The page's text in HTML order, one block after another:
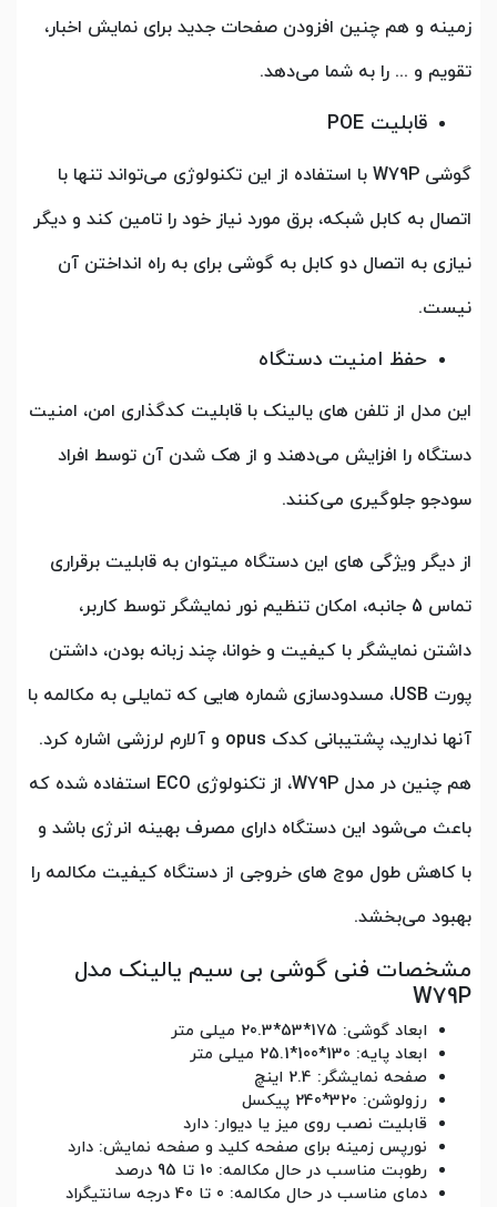
زمینه و هم چنین افزودن صفحات جدید برای نمایش اخبار،
تقویم و ... را به شما می‌دهد.
قابلیت POE
گوشی W79P با استفاده از این تکنولوژی می‌تواند تنها با
اتصال به کابل شبکه، برق مورد نیاز خود را تامین کند و دیگر
نیازی به اتصال دو کابل به گوشی برای به راه انداختن آن
نیست.
حفظ امنیت دستگاه
این مدل از تلفن های یالینک با قابلیت کدگذاری امن، امنیت
دستگاه را افزایش می‌دهند و از هک شدن آن توسط افراد
سودجو جلوگیری می‌کنند.
از دیگر ویژگی های این دستگاه میتوان به قابلیت برقراری
تماس 5 جانبه، امکان تنظیم نور نمایشگر توسط کاربر،
داشتن نمایشگر با کیفیت و خوانا، چند زبانه بودن، داشتن
پورت USB، مسدودسازی شماره هایی که تمایلی به مکالمه با
آنها ندارید، پشتیبانی کدک opus و آلارم لرزشی اشاره کرد.
هم چنین در مدل W79P، از تکنولوژی ECO استفاده شده که
باعث می‌شود این دستگاه دارای مصرف بهینه انرژی باشد و
با کاهش طول موج های خروجی از دستگاه کیفیت مکالمه را
بهبود می‌بخشد.
مشخصات فنی گوشی بی سیم یالینک مدل
W79P
ابعاد گوشی: 175*53*20.3 میلی متر
ابعاد پایه: 130*100*25.1 میلی متر
صفحه نمایشگر: 2.4 اینچ
رزولوشن: 320*240 پیکسل
قابلیت نصب روی میز یا دیوار: دارد
نورپس زمینه برای صفحه کلید و صفحه نمایش: دارد
رطوبت مناسب در حال مکالمه: 10 تا 95 درصد
دمای مناسب در حال مکالمه: 0 تا 40 درجه سانتیگراد